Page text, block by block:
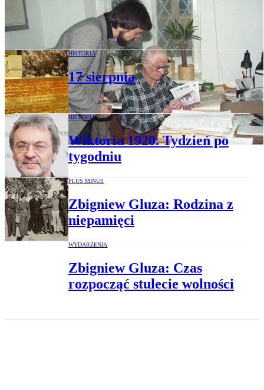
Jak KARTA broniła polskiej pamięci
przed fałszem i podziałem
HISTORIA
17 sierpnia
HISTORIA
Wiktoria 1920. Tydzień po
tygodniu
PLUS MINUS
Zbigniew Gluza: Rodzina z
niepamięci
WYDARZENIA
Zbigniew Gluza: Czas
rozpocząć stulecie wolności